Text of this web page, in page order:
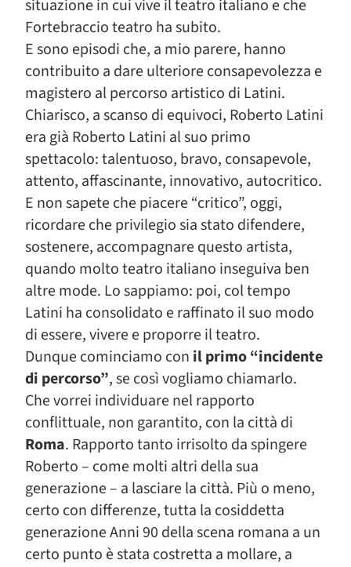
situazione in cui vive il teatro italiano e che
Fortebraccio teatro ha subito.
E sono episodi che, a mio parere, hanno
contribuito a dare ulteriore consapevolezza e
magistero al percorso artistico di Latini.
Chiarisco, a scanso di equivoci, Roberto Latini
era già Roberto Latini al suo primo
spettacolo: talentuoso, bravo, consapevole,
attento, affascinante, innovativo, autocritico.
E non sapete che piacere “critico”, oggi,
ricordare che privilegio sia stato difendere,
sostenere, accompagnare questo artista,
quando molto teatro italiano inseguiva ben
altre mode. Lo sappiamo: poi, col tempo
Latini ha consolidato e raffinato il suo modo
di essere, vivere e proporre il teatro.
Dunque cominciamo con il primo “incidente
di percorso”, se così vogliamo chiamarlo.
Che vorrei individuare nel rapporto
conflittuale, non garantito, con la città di
Roma. Rapporto tanto irrisolto da spingere
Roberto – come molti altri della sua
generazione – a lasciare la città. Più o meno,
certo con differenze, tutta la cosiddetta
generazione Anni 90 della scena romana a un
certo punto è stata costretta a mollare, a